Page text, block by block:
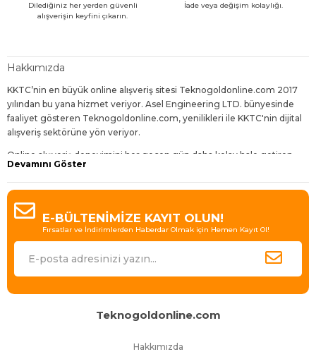
Dilediğiniz her yerden güvenli
alışverişin keyfini çıkarın.
İade veya değişim kolaylığı.
Hakkımızda
KKTC’nin en büyük online alışveriş sitesi Teknogoldonline.com 2017
yılından bu yana hizmet veriyor. Asel Engineering LTD. bünyesinde
faaliyet gösteren Teknogoldonline.com, yenilikleri ile KKTC'nin dijital
alışveriş sektörüne yön veriyor.
Online alışveriş deneyimini her geçen gün daha kolay hale getiren,
dijitalleşen dünyanın gereklerine uygun geliştirmelerle sunduğu
hizmetleri daha da avantajlı kılan Teknogoldonline.com,
ziyaretçilerine bol çeşit, uygun fiyat, hızlı teslimat ve sürpriz indirimler
sunuyor.
Bugün 30'dan fazla kategori içinde 4000'den fazla ürün çeşidi
gururunu yaşıyor.
KKTC’de e-ticaret deneyiminin standartlarını her geçen gün
Devamını Göster
E-BÜLTENİMİZE KAYIT OLUN!
Fırsatlar ve İndirimlerden Haberdar Olmak için Hemen Kayıt Ol!
Teknogoldonline.com
Hakkımızda